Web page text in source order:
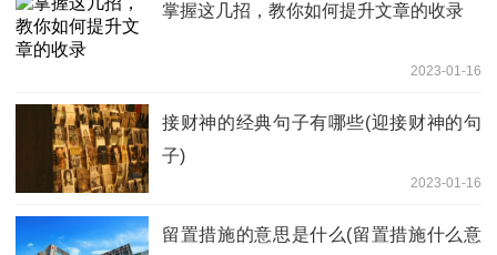
掌握这几招，教你如何提升文章的收录
2023-01-16
接财神的经典句子有哪些(迎接财神的句
子)
2023-01-16
留置措施的意思是什么(留置措施什么意